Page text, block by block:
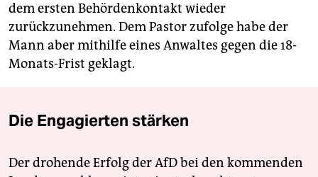
dem ersten Behördenkontakt wieder
zurückzunehmen. Dem Pastor zufolge habe der
Mann aber mithilfe eines Anwaltes gegen die 18-
Monats-Frist geklagt.
Die Engagierten stärken
Der drohende Erfolg der AfD bei den kommenden